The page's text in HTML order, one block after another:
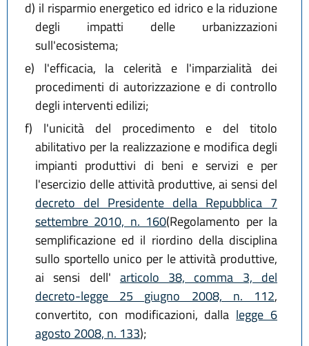
d) il risparmio energetico ed idrico e la riduzione
degli impatti delle urbanizzazioni
sull'ecosistema;
e) l'efficacia, la celerità e l'imparzialità dei
procedimenti di autorizzazione e di controllo
degli interventi edilizi;
f) l'unicità del procedimento e del titolo
abilitativo per la realizzazione e modifica degli
impianti produttivi di beni e servizi e per
l'esercizio delle attività produttive, ai sensi del
decreto del Presidente della Repubblica 7
settembre 2010, n. 160(Regolamento per la
semplificazione ed il riordino della disciplina
sullo sportello unico per le attività produttive,
ai sensi dell' articolo 38, comma 3, del
decreto-legge 25 giugno 2008, n. 112,
convertito, con modificazioni, dalla legge 6
agosto 2008, n. 133);